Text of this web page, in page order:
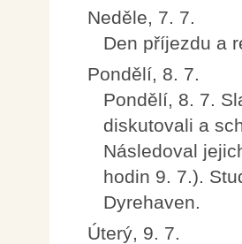
Neděle, 7. 7.
Den příjezdu a
Pondělí, 8. 7.
Pondělí, 8. 7.
diskutovali a
Následoval
hodin 9. 7.).
Dyrehaven.
Úterý, 9. 7.